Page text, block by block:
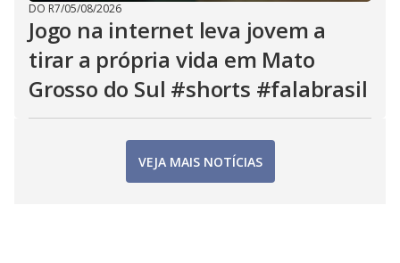
DO R7/05/08/2026
Jogo na internet leva jovem a
tirar a própria vida em Mato
Grosso do Sul #shorts #falabrasil
VEJA MAIS NOTÍCIAS